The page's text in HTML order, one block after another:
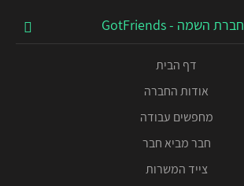
חברת השמה - GotFriends
דף הבית
אודות החברה
מחפשים עבודה
חבר מביא חבר
צייד המשרות